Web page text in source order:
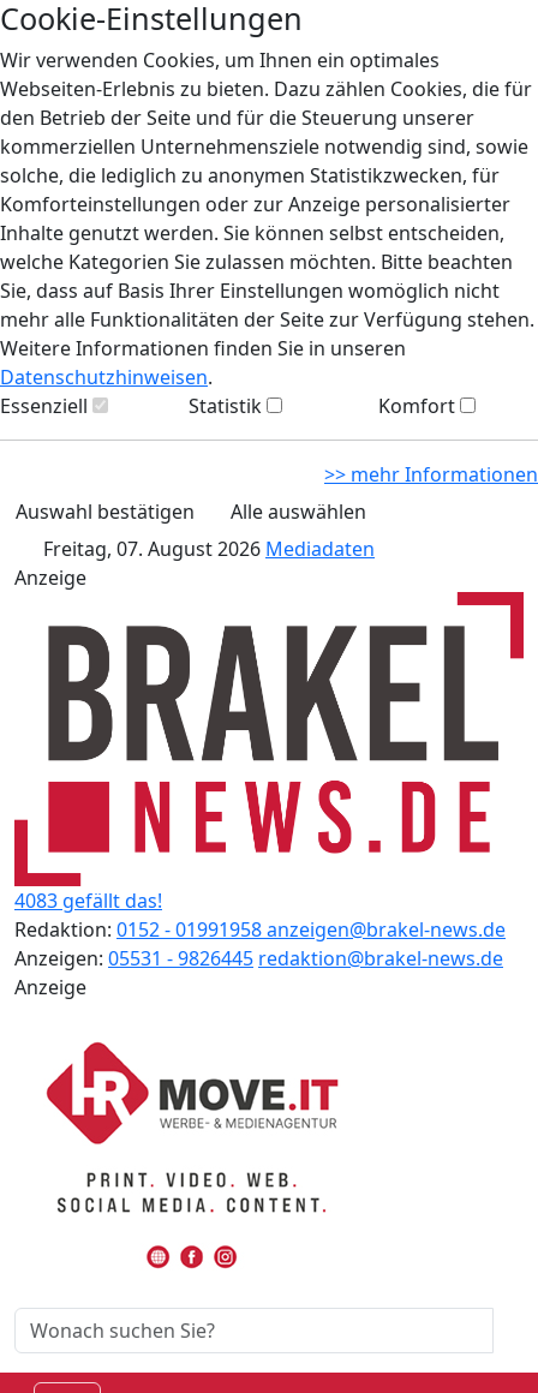
Cookie-Einstellungen
Wir verwenden Cookies, um Ihnen ein optimales
Webseiten-Erlebnis zu bieten. Dazu zählen Cookies, die für
den Betrieb der Seite und für die Steuerung unserer
kommerziellen Unternehmensziele notwendig sind, sowie
solche, die lediglich zu anonymen Statistikzwecken, für
Komforteinstellungen oder zur Anzeige personalisierter
Inhalte genutzt werden. Sie können selbst entscheiden,
welche Kategorien Sie zulassen möchten. Bitte beachten
Sie, dass auf Basis Ihrer Einstellungen womöglich nicht
mehr alle Funktionalitäten der Seite zur Verfügung stehen.
Weitere Informationen finden Sie in unseren
Datenschutzhinweisen.
Essenziell
Statistik Komfort
>> mehr Informationen
Auswahl bestätigen
Alle auswählen
Freitag, 07. August 2026 Mediadaten
Anzeige
4083 gefällt das!
Redaktion: 0152 - 01991958anzeigen@brakel-news.de
Anzeigen: 05531 - 9826445 redaktion@brakel-news.de
Anzeige